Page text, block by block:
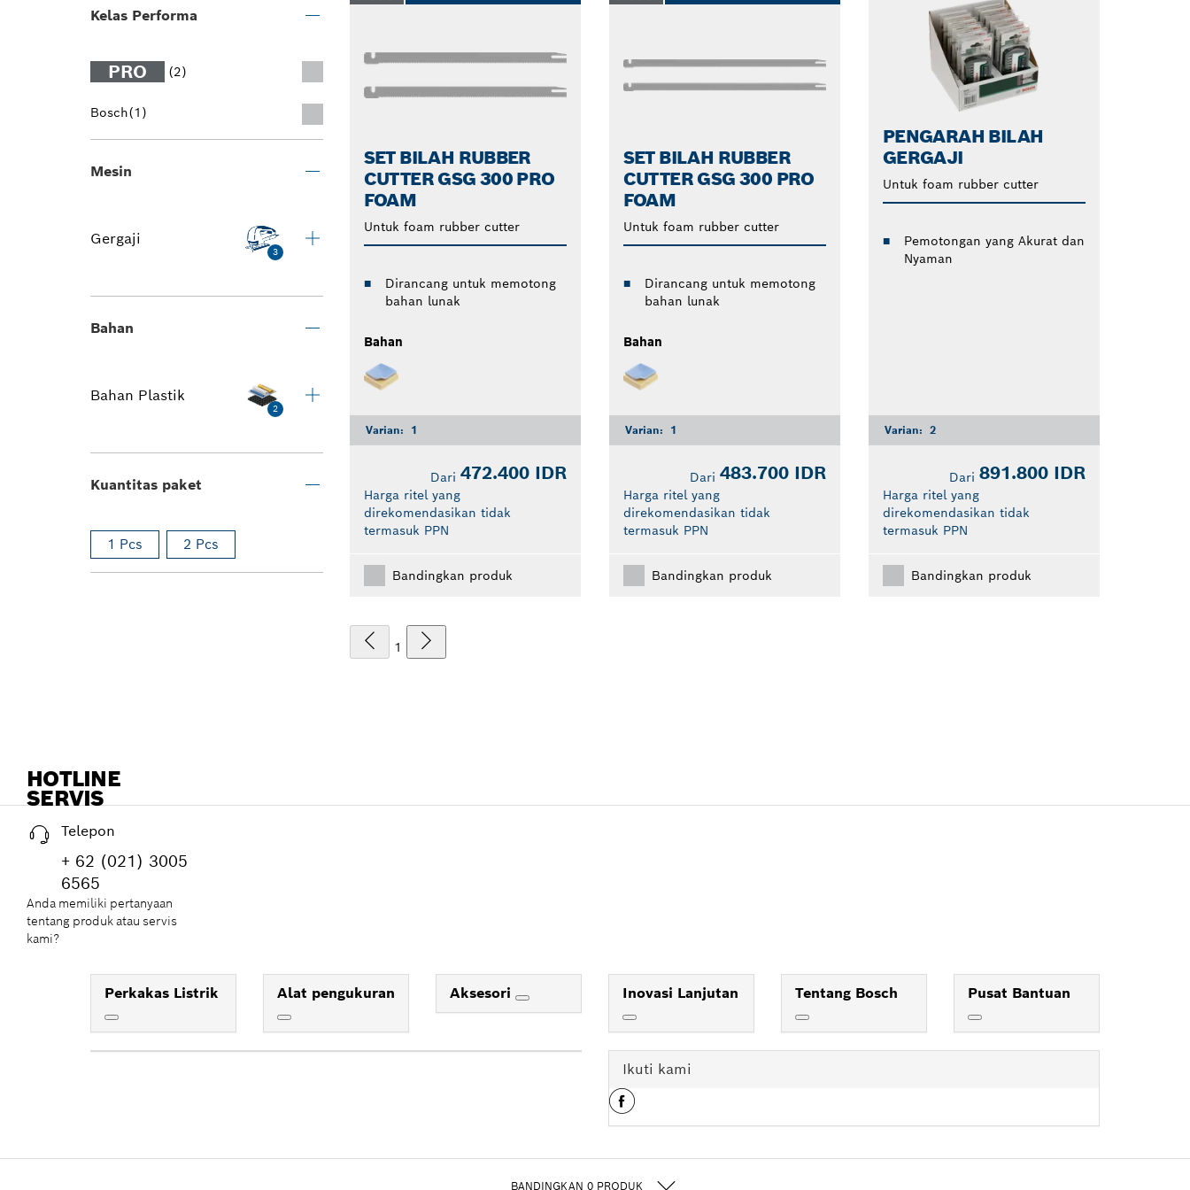
Kelas Performa
PRO (2)
Bosch(1)
Mesin
Gergaji
3
Bahan
Bahan Plastik
2
Kuantitas paket
1 Pcs 2 Pcs
SET BILAH RUBBER
CUTTER GSG 300 PRO
FOAM
Untuk foam rubber cutter
Dirancang untuk memotong
bahan lunak
Bahan
Varian: 1
Dari 472.400 IDR
Harga ritel yang
direkomendasikan tidak
termasuk PPN
Bandingkan produk
SET BILAH RUBBER
CUTTER GSG 300 PRO
FOAM
Untuk foam rubber cutter
Dirancang untuk memotong
bahan lunak
Bahan
Varian: 1
Dari 483.700 IDR
Harga ritel yang
direkomendasikan tidak
termasuk PPN
Bandingkan produk
PENGARAH BILAH
GERGAJI
Untuk foam rubber cutter
Pemotongan yang Akurat dan
Nyaman
Varian: 2
Dari 891.800 IDR
Harga ritel yang
direkomendasikan tidak
termasuk PPN
Bandingkan produk
1
BANDINGKAN 0 PRODUK
HOTLINE
SERVIS
Telepon
+ 62 (021) 3005
6565
Anda memiliki pertanyaan
tentang produk atau servis
kami?
Perkakas Listrik Alat pengukuran Aksesori Inovasi Lanjutan Tentang Bosch Pusat Bantuan
Ikuti kami